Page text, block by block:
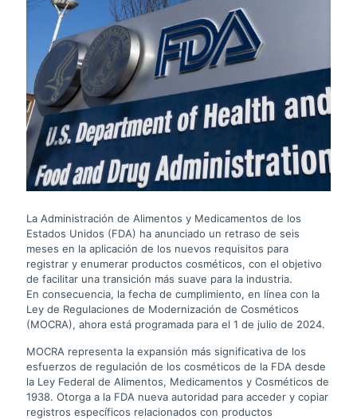
La Administración de Alimentos y Medicamentos de los
Estados Unidos (FDA) ha anunciado un retraso de seis
meses en la aplicación de los nuevos requisitos para
registrar y enumerar productos cosméticos, con el objetivo
de facilitar una transición más suave para la industria.
En consecuencia, la fecha de cumplimiento, en línea con la
Ley de Regulaciones de Modernización de Cosméticos
(MOCRA), ahora está programada para el 1 de julio de 2024.
MOCRA representa la expansión más significativa de los
esfuerzos de regulación de los cosméticos de la FDA desde
la Ley Federal de Alimentos, Medicamentos y Cosméticos de
1938. Otorga a la FDA nueva autoridad para acceder y copiar
registros específicos relacionados con productos